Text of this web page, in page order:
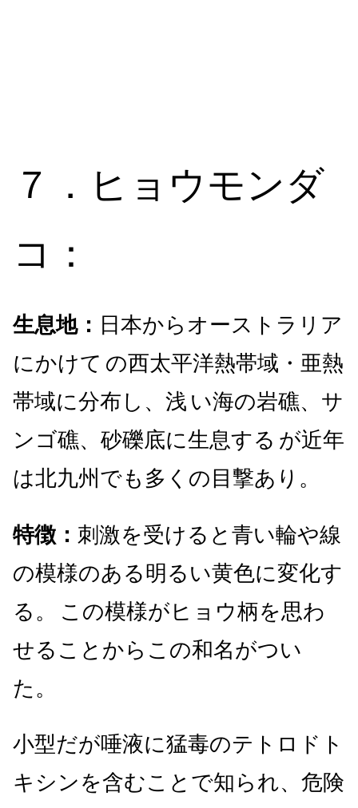
７．ヒョウモンダ
コ：
生息地： 日本からオーストラリア
にかけて の西太平洋熱帯域・亜熱
帯域に分布し、浅 い海の岩礁、サ
ンゴ礁、砂礫底に生息する が近年
は北九州でも多くの目撃あり。
特徴： 刺激を受けると青い輪や線
の模様のある明るい黄色に変化す
る。
この模様がヒョウ柄を思わ
せることからこの和名がつい
た。
小型だが唾液に猛毒のテトロドト
キシンを含むことで知られ、危険